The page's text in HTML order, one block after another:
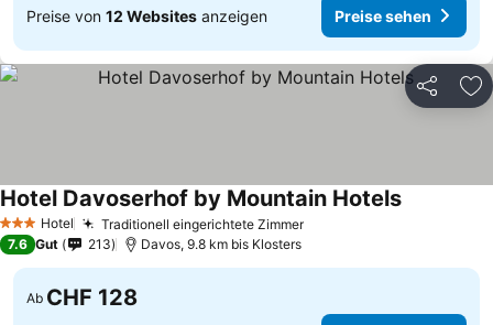
Preise von 12 Websites anzeigen Preise sehen
Teilen
3 SterneHotel Traditionell eingerichtete Zimmer
Hotel Davoserhof by Mountain Hotels
7.6 Gut 213 Davos, 9.8 km bis Klosters
Ab CHF 128